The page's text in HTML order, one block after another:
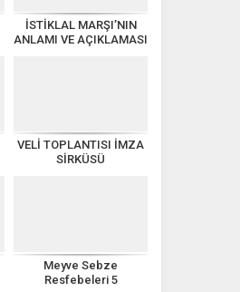
İSTİKLAL MARŞI’NIN
ANLAMI VE AÇIKLAMASI
VELİ TOPLANTISI İMZA
SİRKÜSÜ
Meyve Sebze
Resfebeleri 5